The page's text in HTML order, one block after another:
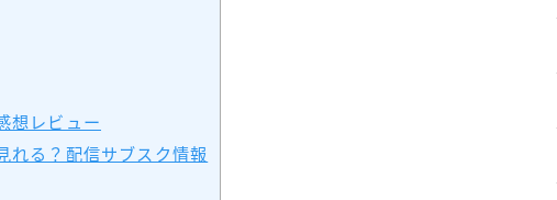
想レビュー
れる？配信サブスク情報